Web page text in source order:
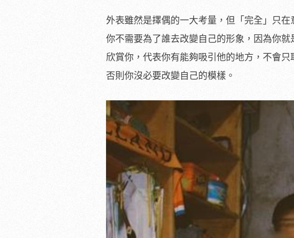
外表雖然是擇偶的一大考量，但「完全」只
你不需要為了誰去改變自己的形象，因為你
欣賞你，代表你有能夠吸引他的地方，不會
否則你沒必要改變自己的模樣。